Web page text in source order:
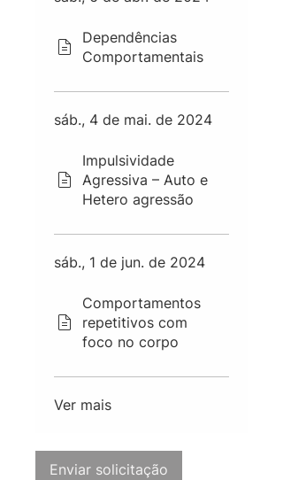
Dependências
Comportamentais
sáb., 4 de mai. de 2024
Impulsividade
Agressiva – Auto e
Hetero agressão
sáb., 1 de jun. de 2024
Comportamentos
repetitivos com
foco no corpo
Ver mais
Enviar solicitação